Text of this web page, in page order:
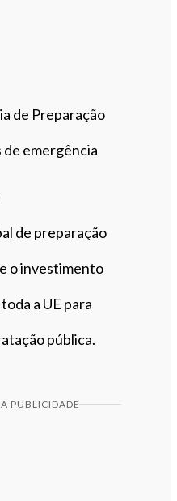
de Preparação
emergência
de preparação
o investimento
a UE para
pública.
PUBLICIDADE